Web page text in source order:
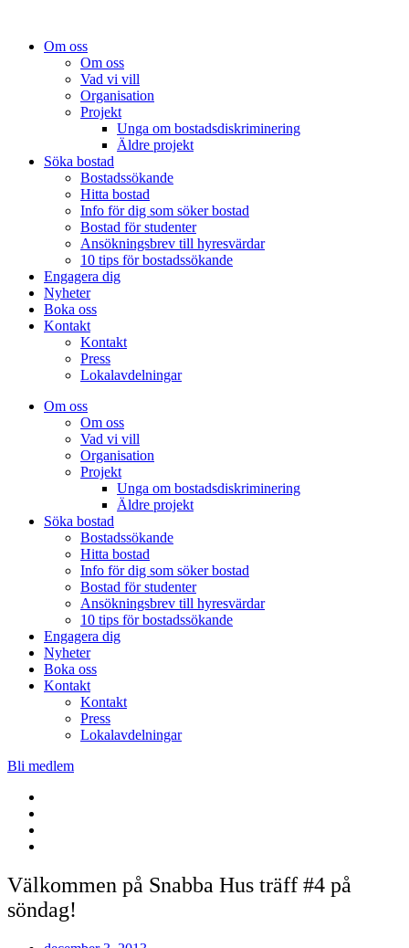
Om oss
Om oss
Vad vi vill
Organisation
Projekt
Unga om bostadsdiskriminering
Äldre projekt
Söka bostad
Bostadssökande
Hitta bostad
Info för dig som söker bostad
Bostad för studenter
Ansökningsbrev till hyresvärdar
10 tips för bostadssökande
Engagera dig
Nyheter
Boka oss
Kontakt
Kontakt
Press
Lokalavdelningar
Om oss
Om oss
Vad vi vill
Organisation
Projekt
Unga om bostadsdiskriminering
Äldre projekt
Söka bostad
Bostadssökande
Hitta bostad
Info för dig som söker bostad
Bostad för studenter
Ansökningsbrev till hyresvärdar
10 tips för bostadssökande
Engagera dig
Nyheter
Boka oss
Kontakt
Kontakt
Press
Lokalavdelningar
Bli medlem
Välkommen på Snabba Hus träff #4 på
söndag!